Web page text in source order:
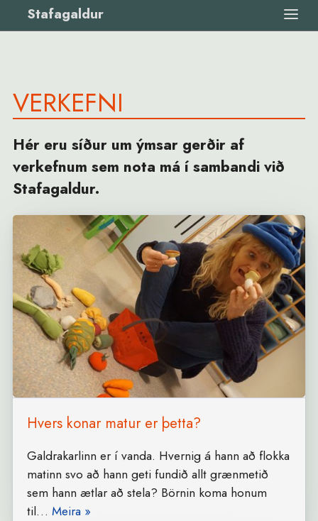
Stafagaldur
VERKEFNI
Hér eru síður um ýmsar gerðir af
verkefnum sem nota má í sambandi við
Stafagaldur.
Hvers konar matur er þetta?
Galdrakarlinn er í vanda. Hvernig á hann að flokka
matinn svo að hann geti fundið allt grænmetið
sem hann ætlar að stela? Börnin koma honum
til… Meira »